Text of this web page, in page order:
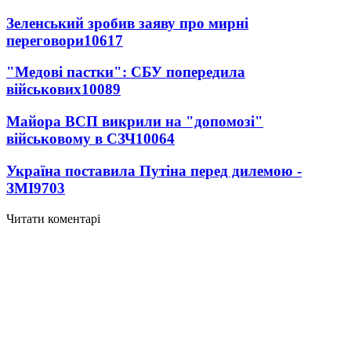
Зеленський зробив заяву про мирні
переговори10617
"Медові пастки": СБУ попередила
військових10089
Майора ВСП викрили на "допомозі"
військовому в СЗЧ10064
Україна поставила Путіна перед дилемою -
ЗМІ9703
Читати коментарі